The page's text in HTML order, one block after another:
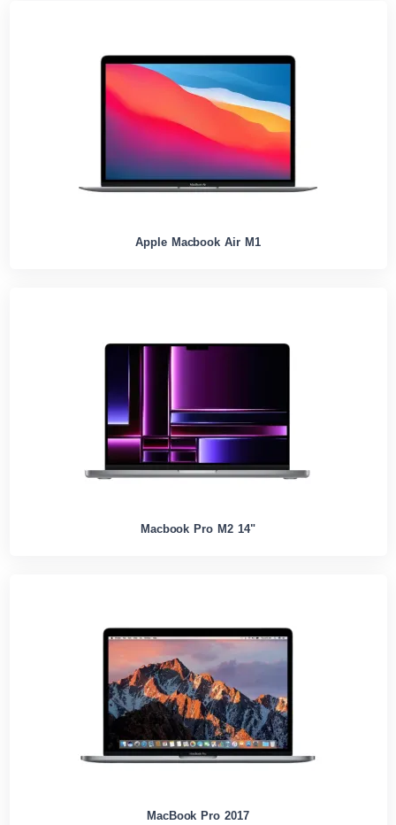
Apple Macbook Air M1
Macbook Pro M2 14"
MacBook Pro 2017